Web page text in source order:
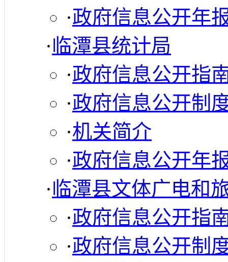
·政府信息公开年
·临潭县统计局
·政府信息公开指
·政府信息公开制
·机关简介
·政府信息公开年
·临潭县文体广电和
·政府信息公开指
·政府信息公开制